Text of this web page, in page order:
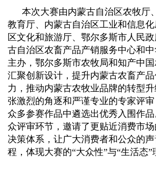
本次大赛由内蒙古自治区农牧厅
教育厅、内蒙古自治区工业和信息
区文化和旅游厅、鄂尔多斯市人民
古自治区农畜产品产销服务中心和
主办 ，鄂尔多斯市农牧局和知产中
汇聚创新设计，提升内蒙古农畜产
力，推动内蒙古农牧业品牌的转型升
张激烈的角逐和严谨专业的专家评
众多参赛作品中遴选出优秀入围作
众评审环节， 邀请了更贴近消费市
决策体系， 让广大消费者和公众的
程，体现大赛的“大众性”与“生活态”